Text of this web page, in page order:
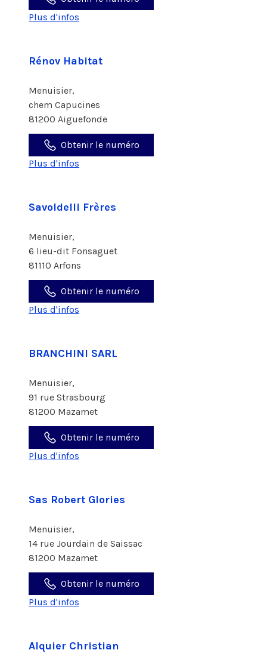
Plus d'infos
Rénov Habitat
Menuisier,
chem Capucines
81200 Aiguefonde
Obtenir le numéro
Plus d'infos
Savoldelli Frères
Menuisier,
6 lieu-dit Fonsaguet
81110 Arfons
Obtenir le numéro
Plus d'infos
BRANCHINI SARL
Menuisier,
91 rue Strasbourg
81200 Mazamet
Obtenir le numéro
Plus d'infos
Sas Robert Glories
Menuisier,
14 rue Jourdain de Saissac
81200 Mazamet
Obtenir le numéro
Plus d'infos
Alquier Christian